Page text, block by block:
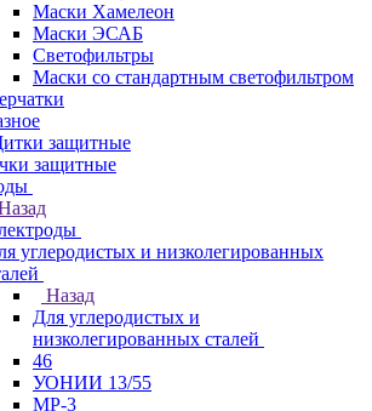
Маски Хамелеон
Маски ЭСАБ
Светофильтры
Маски со стандартным светофильтром
защитные
защитные
углеродистых и низколегированных
Назад
Для углеродистых и
низколегированных сталей
46
УОНИИ 13/55
МР-3